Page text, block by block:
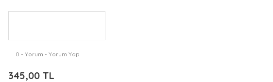
0 - Yorum - Yorum Yap
345,00 TL